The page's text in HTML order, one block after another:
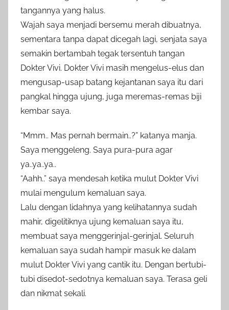
tangannya yang halus.
Wajah saya menjadi bersemu merah dibuatnya,
sementara tanpa dapat dicegah lagi, senjata saya
semakin bertambah tegak tersentuh tangan
Dokter Vivi. Dokter Vivi masih mengelus-elus dan
mengusap-usap batang kejantanan saya itu dari
pangkal hingga ujung, juga meremas-remas biji
kembar saya.
“Mmm.. Mas pernah bermain..?” katanya manja.
Saya menggeleng. Saya pura-pura agar
ya..ya..ya..
“Aahh..” saya mendesah ketika mulut Dokter Vivi
mulai mengulum kemaluan saya.
Lalu dengan lidahnya yang kelihatannya sudah
mahir, digelitiknya ujung kemaluan saya itu,
membuat saya menggerinjal-gerinjal. Seluruh
kemaluan saya sudah hampir masuk ke dalam
mulut Dokter Vivi yang cantik itu. Dengan bertubi-
tubi disedot-sedotnya kemaluan saya. Terasa geli
dan nikmat sekali.